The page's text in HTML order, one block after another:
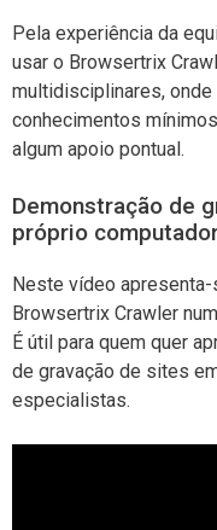
Pela experiência da
usar o Browsertrix
multidisciplinares,
conhecimentos
algum apoio pontual.
Demonstração de
próprio
Neste vídeo
Browsertrix Crawler
É útil para quem quer
de gravação de sites
especialistas.